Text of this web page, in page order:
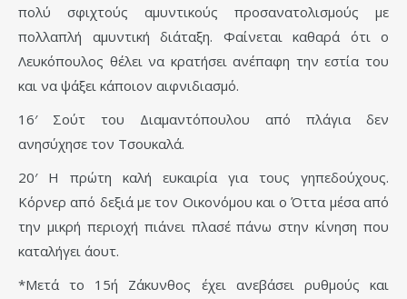
πολύ σφιχτούς αμυντικούς προσανατολισμούς με
πολλαπλή αμυντική διάταξη. Φαίνεται καθαρά ότι ο
Λευκόπουλος θέλει να κρατήσει ανέπαφη την εστία του
και να ψάξει κάποιον αιφνιδιασμό.
16′ Σούτ του Διαμαντόπουλου από πλάγια δεν
ανησύχησε τον Τσουκαλά.
20′ Η πρώτη καλή ευκαιρία για τους γηπεδούχους.
Κόρνερ από δεξιά με τον Οικονόμου και ο Όττα μέσα από
την μικρή περιοχή πιάνει πλασέ πάνω στην κίνηση που
καταλήγει άουτ.
*Μετά το 15΄η Ζάκυνθος έχει ανεβάσει ρυθμούς και